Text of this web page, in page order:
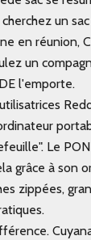
un
en réunion,
un
l'emporte.
Le
grâce à son
zippées,